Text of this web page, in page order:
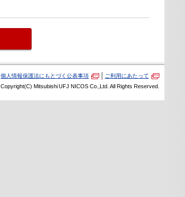
個人情報保護法にもとづく公表事項
ご利用にあたって
Copyright(C) Mitsubishi UFJ NICOS Co.,Ltd.All Rights Reserved.